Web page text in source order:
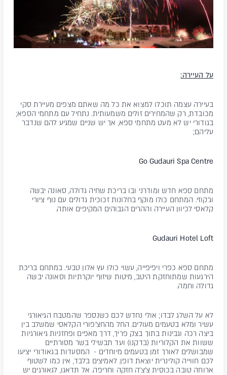
על העיירה:
בעיירה עצמה תוכלו למצוא את כל מה שאתם מצפים מעיירת סקי
מכובדת, רק שהמחירים זולים משמעותית. נתחיל עם מתחמי הספא;
בגודורי יש לא מעט מתחמי ספא, אך יש שניים שמגיע להם שנדבר
עליהם;
Go Gudauri Spa Centre
מתחם ספא חדש ומודרני ובו בריכת שחיה גדולה, סאונה יבשה
וג'קוזי. המתחם כולו מוקף בחלונות זכוכית גדולים עם נוף ציורי
קלאסי לכיוון העיירה וההרים הגבוהים המקיפים אותה.
Gudauri Hotel Loft
מתחם ספא כפרי ויפיפייה, עשוי כולו עץ אלון טבעי. במתחם בריכת
הירגעות שמתוחזקת היטב, מיטות שיזוף יוקרתיות וסאונה יבשה
גדולה וחמה.
לא על השלג לבדו; אולי נחדש לכם כשנספר שהמטבח הגיאורגי
עשיר ומלא בטעמים מעולים. החל מהחצ'פורי הקלאסי שמשלב בין
ביצה רכה וגבינות בתוך בצק פריך, דרך מאפים ופחזניות גיאורגיות
ששוות את הקלוריות (בדקנו) ועד תבשילי בשר מסורתיים
שמבושלים לאורך זמן בטעמים מיוחדים - המסעדות בגאודורי יציעו
לכם חווייה קולינרית יוצאת דופן. לאמיצים בלבד, אין כמו לשטוף
ארוחה טובה בכוסית צ'צ'ה חזקה וחריפה. אל תדאגו, לגאורגים יש